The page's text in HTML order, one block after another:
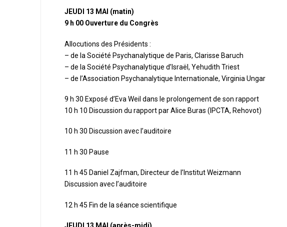
JEUDI 13 MAI (matin)
9 h 00 Ouverture du Congrès
Allocutions des Présidents :
– de la Société Psychanalytique de Paris, Clarisse Baruch
– de la Société Psychanalytique d’Israël, Yehudith Triest
– de l’Association Psychanalytique Internationale, Virginia Ungar
9 h 30 Exposé d’Eva Weil dans le prolongement de son rapport
10 h 10 Discussion du rapport par Alice Buras (IPCTA, Rehovot)
10 h 30 Discussion avec l’auditoire
11 h 30 Pause
11 h 45 Daniel Zajfman, Directeur de l’Institut Weizmann
Discussion avec l’auditoire
12 h 45 Fin de la séance scientifique